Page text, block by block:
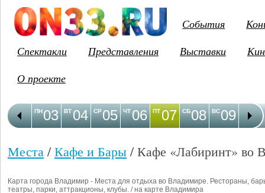
События
Спектакли
Представления Выставки
О проекте
03
ПН 04
ВТ 05
СР 06
ЧТ 07
ПТ 08
СБ 09
ВС 10
ПН
Места /Кафе и Бары / Кафе «Лабиринт» во
Карта города Владимир - Места для отдыха во Владимире. Рестораны,
театры, парки, аттракционы, клубы. / на карте Владимира